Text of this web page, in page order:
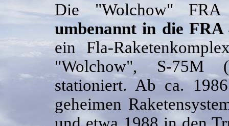
Die "Wolchow"
umbenannt in die FRA
ein Fla-
"Wolchow", S-75M
stationiert. Ab ca.
geheimen